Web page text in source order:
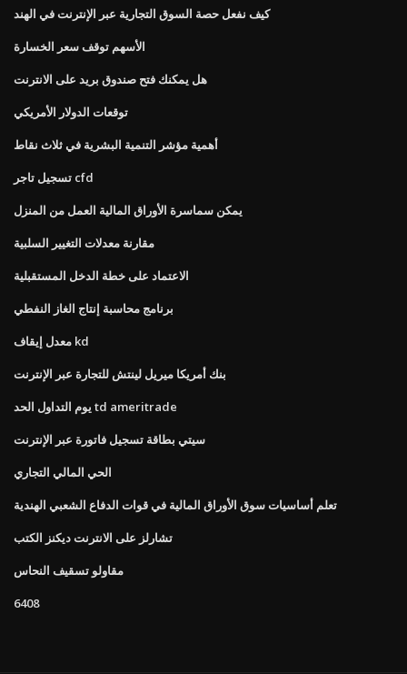
كيف نفعل حصة السوق التجارية عبر الإنترنت في الهند
الأسهم توقف سعر الخسارة
هل يمكنك فتح صندوق بريد على الانترنت
توقعات الدولار الأمريكي
أهمية مؤشر التنمية البشرية في ثلاث نقاط
تسجيل تاجر cfd
يمكن سماسرة الأوراق المالية العمل من المنزل
مقارنة معدلات التغيير السلبية
الاعتماد على خطة الدخل المستقبلية
برنامج محاسبة إنتاج الغاز النفطي
معدل إيقاف kd
بنك أمريكا ميريل لينتش للتجارة عبر الإنترنت
يوم التداول الحد td ameritrade
سيتي بطاقة تسجيل فاتورة عبر الإنترنت
الحي المالي التجاري
تعلم أساسيات سوق الأوراق المالية في قوات الدفاع الشعبي الهندية
تشارلز على الانترنت ديكنز الكتب
مقاولو تسقيف النحاس
6408